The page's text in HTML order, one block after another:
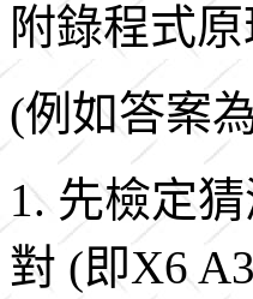
附錄程式原
(例如答案
1. 先檢定
對 (即X6